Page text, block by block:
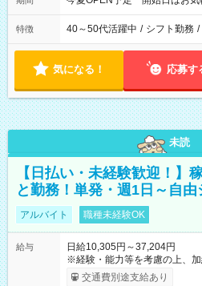
特徴 40～50代活躍中 / シフト勤務 /
気になる！ 応募す
未読
【日払い・未経験歓迎！】
と勤務！単発・週1日～自
アルバイト 職種未経験OK
給与
日給10,305円～37,204円
※経験・能力等を考慮の上、加給・
間】試用期間なし
交通費別途支給あり